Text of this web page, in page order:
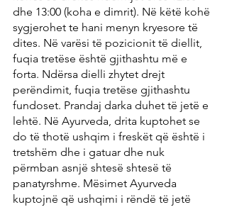
dhe 13:00 (koha e dimrit). Në këtë kohë
sygjerohet te hani menyn kryesore të
dites. Në varësi të pozicionit të diellit,
fuqia tretëse është gjithashtu më e
forta. Ndërsa dielli zhytet drejt
perëndimit, fuqia tretëse gjithashtu
fundoset. Prandaj darka duhet të jetë e
lehtë. Në Ayurveda, drita kuptohet se
do të thotë ushqim i freskët që është i
tretshëm dhe i gatuar dhe nuk
përmban asnjë shtesë shtesë të
panatyrshme. Mësimet Ayurveda
kuptojnë që ushqimi i rëndë të jetë